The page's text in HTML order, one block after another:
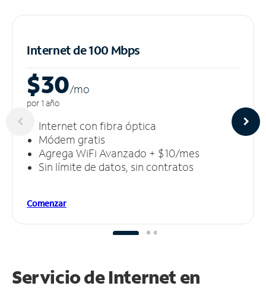
Internet de 100 Mbps
$30/mo
por 1 año
Internet con fibra óptica
Módem gratis
Agrega WiFi Avanzado + $10/mes
Sin límite de datos, sin contratos
Comenzar
Servicio de Internet en